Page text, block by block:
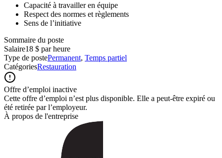
Capacité à travailler en équipe
Respect des normes et règlements
Sens de l’initiative
Sommaire du poste
Salaire18 $ par heure
Type de postePermanent, Temps partiel
CatégoriesRestauration
Offre d’emploi inactive
Cette offre d’emploi n’est plus disponible. Elle a peut-être expiré ou
été retirée par l’employeur.
À propos de l'entreprise